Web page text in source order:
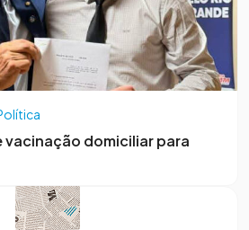
domiciliar para